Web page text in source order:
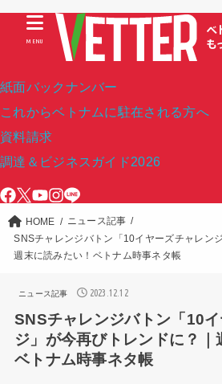
紙面バックナンバー
これからベトナムに駐在される方へ
資料請求
調達＆ビジネスガイド2026
MENU
HOME
ニュース記事
SNSチャレンジバトン「10イヤーズチャレン
週末に読みたい！ベトナム時事ネタ帳
ニュース記事 2023.12.12
SNSチャレンジバトン「10
ジ」が今再びトレンドに？｜
ベトナム時事ネタ帳